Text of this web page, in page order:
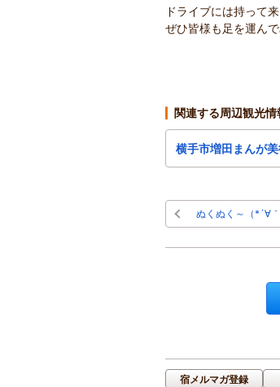
ドライブには持って
ぜひ皆様も足を運ん
関連する周辺観光情
横手市増田まんが
ぬくぬく～（*´∀
宿メルマガ登録